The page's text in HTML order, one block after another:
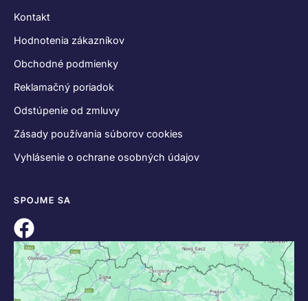
Kontakt
Hodnotenia zákazníkov
Obchodné podmienky
Reklamačný poriadok
Odstúpenie od zmluvy
Zásady používania súborov cookies
Vyhlásenie o ochrane osobných údajov
SPOJME SA